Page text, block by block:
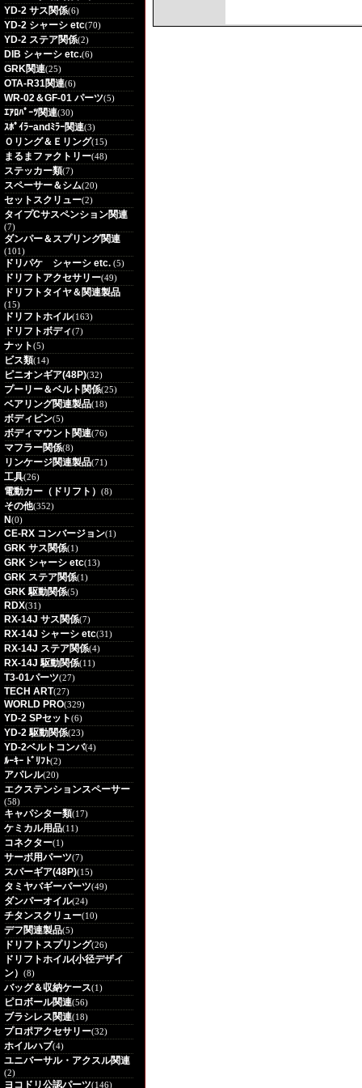
YD-2 サス関係(6)
YD-2 シャーシ etc(70)
YD-2 ステア関係(2)
DIB シャーシ etc.(6)
GRK関連(25)
OTA-R31関連(6)
WR-02＆GF-01 パーツ(5)
ｴｱﾛﾊﾟｰﾂ関連(30)
ｽﾎﾟｲﾗｰandﾐﾗｰ関連(3)
Ｏリング＆Ｅリング(15)
まるまファクトリー(48)
ステッカー類(7)
スペーサー＆シム(20)
セットスクリュー(2)
タイプCサスペンション関連
(7)
ダンパー＆スプリング関連
(101)
ドリパケ シャーシ etc. (5)
ドリフトアクセサリー(49)
ドリフトタイヤ＆関連製品
(15)
ドリフトホイル(163)
ドリフトボディ(7)
ナット(5)
ビス類(14)
ピニオンギア(48P)(32)
プーリー＆ベルト関係(25)
ベアリング関連製品(18)
ボディピン(5)
ボディマウント関連(76)
マフラー関係(8)
リンケージ関連製品(71)
工具(26)
電動カー（ドリフト） (8)
その他(352)
N(0)
CE-RX コンバージョン(1)
GRK サス関係(1)
GRK シャーシ etc(13)
GRK ステア関係(1)
GRK 駆動関係(5)
RDX(31)
RX-14J サス関係(7)
RX-14J シャーシ etc(31)
RX-14J ステア関係(4)
RX-14J 駆動関係(11)
T3-01パーツ(27)
TECH ART(27)
WORLD PRO(329)
YD-2 SPセット(6)
YD-2 駆動関係(23)
YD-2ベルトコンバ(4)
ﾙｰｷｰ ﾄﾞﾘﾌﾄ(2)
アパレル(20)
エクステンションスペーサー
(58)
キャパシター類(17)
ケミカル用品(11)
コネクター(1)
サーボ用パーツ(7)
スパーギア(48P)(15)
タミヤバギーパーツ(49)
ダンパーオイル(24)
チタンスクリュー(10)
デフ関連製品(5)
ドリフトスプリング(26)
ドリフトホイル(小径デザイ
ン） (8)
バッグ＆収納ケース(1)
ピロボール関連(56)
ブラシレス関連(18)
プロポアクセサリー(32)
ホイルハブ(4)
ユニバーサル・アクスル関連
(2)
ヨコドリ公認パーツ(146)